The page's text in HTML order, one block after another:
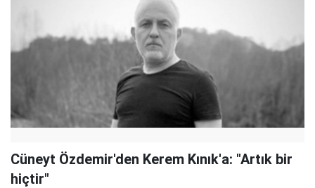
Cüneyt Özdemir'den Kerem Kınık'a: "Artık bir
hiçtir"